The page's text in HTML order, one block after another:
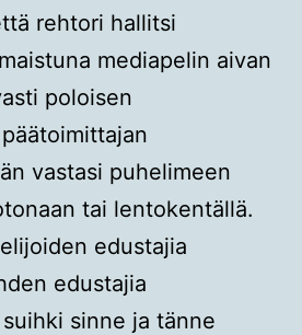
rehtori hallitsi
mediapelin aivan
poloisen
vastasi puhelimeen
tai lentokentällä.
edustajia
edustajia
sinne ja tänne